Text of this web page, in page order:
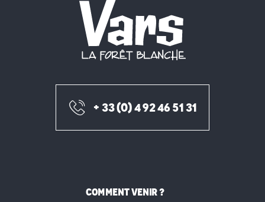
+ 33 (0) 4 92 46 51 31
COMMENT VENIR ?